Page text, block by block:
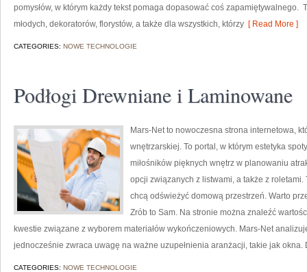
pomysłów, w którym każdy tekst pomaga dopasować coś zapamiętywalnego.
młodych, dekoratorów, florystów, a także dla wszystkich, którzy [ Read More ]
CATEGORIES: NOWE TECHNOLOGIE
Podłogi Drewniane i Laminowane
Mars-Net to nowoczesna strona internetowa,
wnętrzarskiej. To portal, w którym estetyka
miłośników pięknych wnętrz w planowaniu
opcji związanych z listwami, a także z
chcą odświeżyć domową przestrzeń. Warto
Zrób to Sam. Na stronie można znaleźć
kwestie związane z wyborem materiałów wykończeniowych. Mars-Net
jednocześnie zwraca uwagę na ważne uzupełnienia aranżacji, takie jak okna.
CATEGORIES: NOWE TECHNOLOGIE